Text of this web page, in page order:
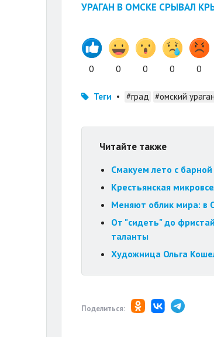
УРАГАН В ОМСКЕ СРЫВАЛ
0 0 0 0 0
Теги • #град #омский ураган
Читайте также
Смакуем лето с
Крестьянская
Меняют облик мира: в
От "сидеть" до
таланты
Художница Ольга
Поделиться: